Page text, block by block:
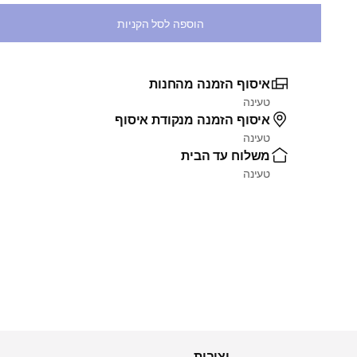
הוספה לסל הקניות
איסוף הזמנה מהחנות
טעינה
איסוף הזמנה מנקודת איסוף
טעינה
משלוח עד הבית
טעינה